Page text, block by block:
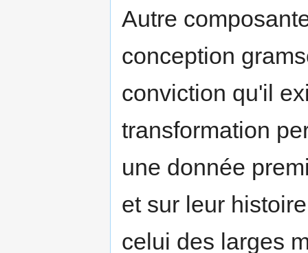
Autre
conception
conviction qu'il
transformation
une donnée
et sur leur
celui des larges